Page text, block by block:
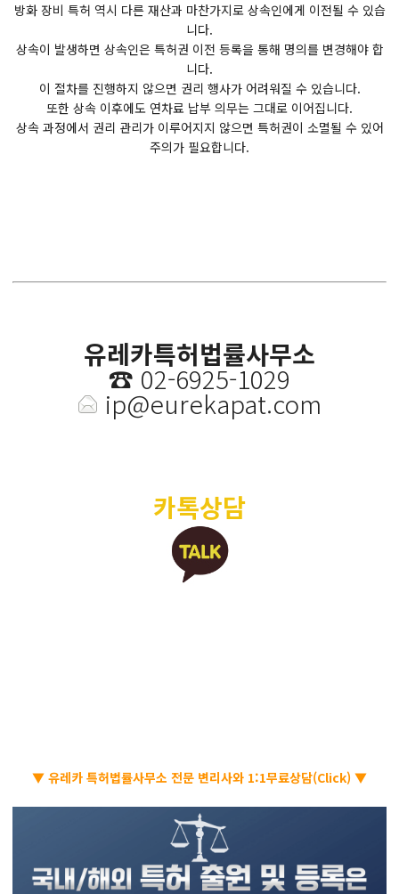
방화 장비 특허 역시 다른 재산과 마찬가지로 상속인에게 이전될 수 있습
니다.
상속이 발생하면 상속인은 특허권 이전 등록을 통해 명의를 변경해야 합
니다.
이 절차를 진행하지 않으면 권리 행사가 어려워질 수 있습니다.
또한 상속 이후에도 연차료 납부 의무는 그대로 이어집니다.
상속 과정에서 권리 관리가 이루어지지 않으면 특허권이 소멸될 수 있어
주의가 필요합니다.
유레카특허법률사무소
☎️ 02-6925-1029
ip@eurekapat.com
카톡상담
▼ 유레카 특허법률사무소 전문 변리사와 1:1무료상담(Click) ▼